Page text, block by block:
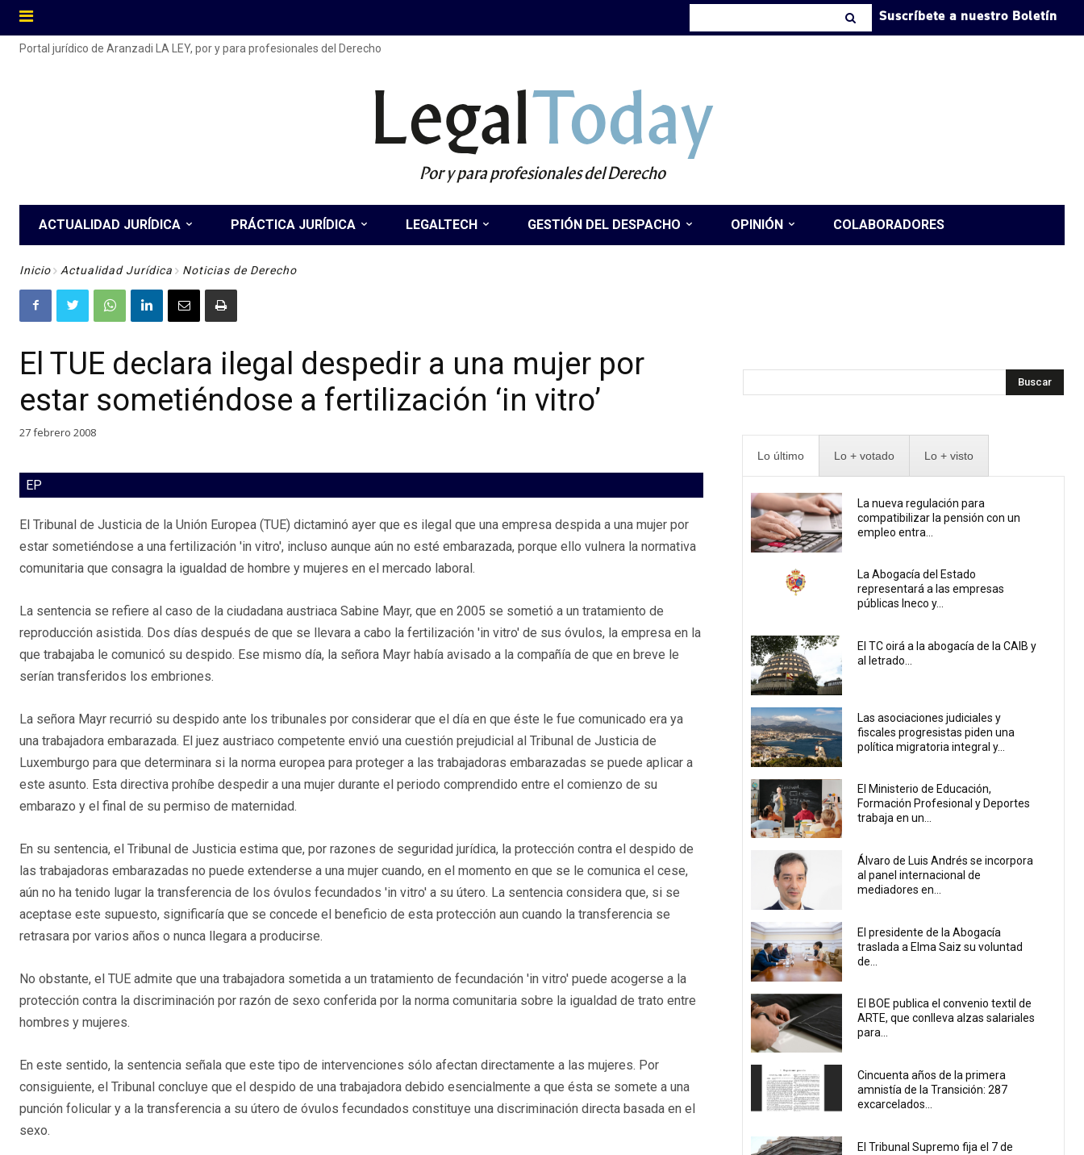
Suscríbete a nuestro Boletín
Portal jurídico de Aranzadi LA LEY, por y para profesionales del Derecho
LegalToday
Por y para profesionales del Derecho
ACTUALIDAD JURÍDICA PRÁCTICA JURÍDICA LEGALTECH GESTIÓN DEL DESPACHO OPINIÓN COLABORADORES
Inicio Actualidad Jurídica Noticias de Derecho
El TUE declara ilegal despedir a una mujer por
estar sometiéndose a fertilización ‘in vitro’
27 febrero 2008
EP
El Tribunal de Justicia de la Unión Europea (TUE) dictaminó ayer que es ilegal que una empresa despida a una mujer por
estar sometiéndose a una fertilización 'in vitro', incluso aunque aún no esté embarazada, porque ello vulnera la normativa
comunitaria que consagra la igualdad de hombre y mujeres en el mercado laboral.
La sentencia se refiere al caso de la ciudadana austriaca Sabine Mayr, que en 2005 se sometió a un tratamiento de
reproducción asistida. Dos días después de que se llevara a cabo la fertilización 'in vitro' de sus óvulos, la empresa en la
que trabajaba le comunicó su despido. Ese mismo día, la señora Mayr había avisado a la compañía de que en breve le
serían transferidos los embriones.
La señora Mayr recurrió su despido ante los tribunales por considerar que el día en que éste le fue comunicado era ya
una trabajadora embarazada. El juez austriaco competente envió una cuestión prejudicial al Tribunal de Justicia de
Luxemburgo para que determinara si la norma europea para proteger a las trabajadoras embarazadas se puede aplicar a
este asunto. Esta directiva prohíbe despedir a una mujer durante el periodo comprendido entre el comienzo de su
embarazo y el final de su permiso de maternidad.
En su sentencia, el Tribunal de Justicia estima que, por razones de seguridad jurídica, la protección contra el despido de
las trabajadoras embarazadas no puede extenderse a una mujer cuando, en el momento en que se le comunica el cese,
aún no ha tenido lugar la transferencia de los óvulos fecundados 'in vitro' a su útero. La sentencia considera que, si se
aceptase este supuesto, significaría que se concede el beneficio de esta protección aun cuando la transferencia se
retrasara por varios años o nunca llegara a producirse.
No obstante, el TUE admite que una trabajadora sometida a un tratamiento de fecundación 'in vitro' puede acogerse a la
protección contra la discriminación por razón de sexo conferida por la norma comunitaria sobre la igualdad de trato entre
hombres y mujeres.
En este sentido, la sentencia señala que este tipo de intervenciones sólo afectan directamente a las mujeres. Por
consiguiente, el Tribunal concluye que el despido de una trabajadora debido esencialmente a que ésta se somete a una
punción folicular y a la transferencia a su útero de óvulos fecundados constituye una discriminación directa basada en el
sexo.
Buscar
Lo último Lo + votado Lo + visto
La nueva regulación para
compatibilizar la pensión con un
empleo entra...
La Abogacía del Estado
representará a las empresas
públicas Ineco y...
El TC oirá a la abogacía de la CAIB y
al letrado...
Las asociaciones judiciales y
fiscales progresistas piden una
política migratoria integral y...
El Ministerio de Educación,
Formación Profesional y Deportes
trabaja en un...
Álvaro de Luis Andrés se incorpora
al panel internacional de
mediadores en...
El presidente de la Abogacía
traslada a Elma Saiz su voluntad
de...
El BOE publica el convenio textil de
ARTE, que conlleva alzas salariales
para...
Cincuenta años de la primera
amnistía de la Transición: 287
excarcelados...
El Tribunal Supremo fija el 7 de